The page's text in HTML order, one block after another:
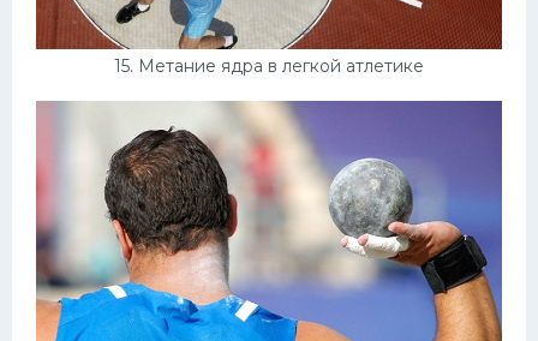
15. Метание ядра в легкой атлетике